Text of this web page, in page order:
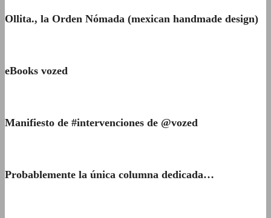
Ollita., la Orden Nómada (mexican handmade design)
eBooks vozed
Manifiesto de #intervenciones de @vozed
Probablemente la única columna dedicada…